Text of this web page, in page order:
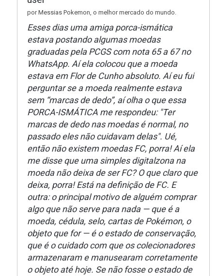
por Messias Pokemon, o melhor mercado do mundo.
Esses dias uma amiga porca-ismática
estava postando algumas moedas
graduadas pela PCGS com nota 65 a 67 no
WhatsApp. Aí ela colocou que a moeda
estava em Flor de Cunho absoluto. Aí eu fui
perguntar se a moeda realmente estava
sem “marcas de dedo”, aí olha o que essa
PORCA-ISMÁTICA me respondeu: "Ter
marcas de dedo nas moedas é normal, no
passado eles não cuidavam delas". Ué,
então não existem moedas FC, porra! Aí ela
me disse que uma simples digitalzona na
moeda não deixa de ser FC? O que claro que
deixa, porra! Está na definição de FC. E
outra: o principal motivo de alguém comprar
algo que não serve para nada — que é a
moeda, cédula, selo, cartas de Pokémon, o
objeto que for — é o estado de conservação,
que é o cuidado com que os colecionadores
armazenaram e manusearam corretamente
o objeto até hoje. Se não fosse o estado de